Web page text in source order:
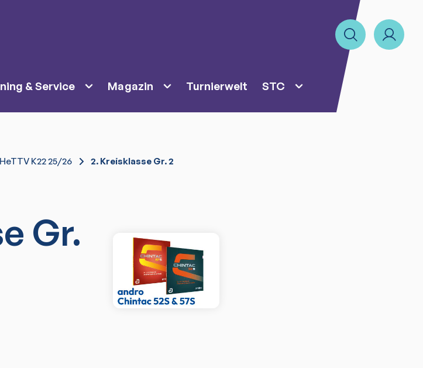
& Service Magazin Turnierwelt STC
K22 25/26 2. Kreisklasse Gr. 2
Gr.